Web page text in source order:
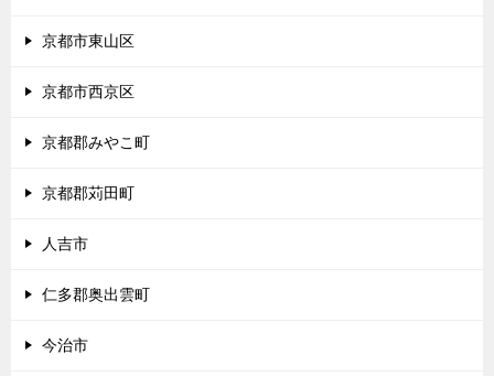
京都市東山区
京都市西京区
京都郡みやこ町
京都郡苅田町
人吉市
仁多郡奥出雲町
今治市